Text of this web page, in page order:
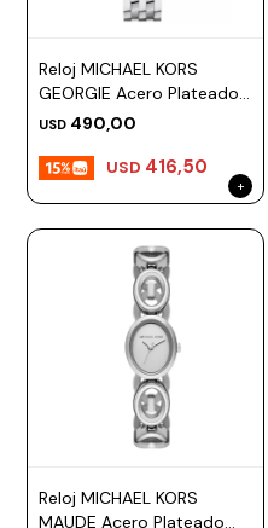
Reloj MICHAEL KORS
GEORGIE Acero Plateado
Esfera 19mm
USD 490,00
USD 416,50
Reloj MICHAEL KORS
MAUDE Acero Plateado